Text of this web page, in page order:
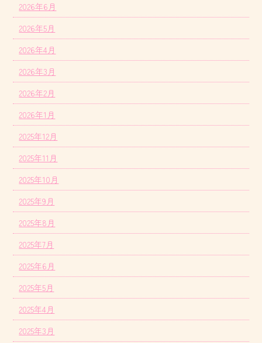
2026年6月
2026年5月
2026年4月
2026年3月
2026年2月
2026年1月
2025年12月
2025年11月
2025年10月
2025年9月
2025年8月
2025年7月
2025年6月
2025年5月
2025年4月
2025年3月